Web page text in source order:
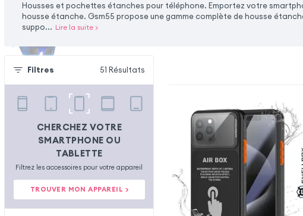
Housses et pochettes étanches pour téléphone. Emportez votre
housse étanche. Gsm55 propose une gamme complète de housse
suppo... Lire la suite>
Filtres 51 Résultats
CHERCHEZ VOTRE
SMARTPHONE OU
TABLETTE
Filtrez les accessoires pour votre appareil
TROUVER MON APPAREIL >